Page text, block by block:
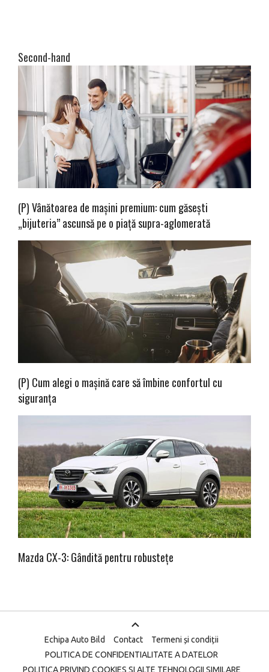
Second-hand
(P) Vânătoarea de mașini premium: cum găsești
„bijuteria” ascunsă pe o piață supra-aglomerată
(P) Cum alegi o mașină care să îmbine confortul cu
siguranța
Mazda CX-3: Gândită pentru robustețe
Echipa Auto Bild Contact
Termeni și condiții
POLITICA DE CONFIDENTIALITATE A DATELOR
POLITICA PRIVIND COOKIES SI ALTE TEHNOLOGII SIMILARE